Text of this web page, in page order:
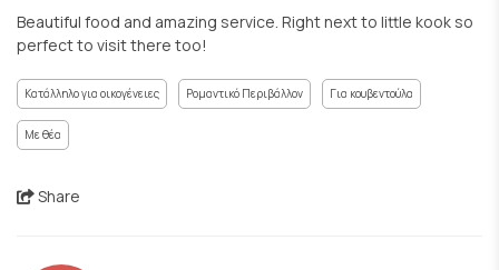
Beautiful food and amazing service. Right next to little kook so
perfect to visit there too!
Κατάλληλο για οικογένειες Ρομαντικό Περιβάλλον Για κουβεντούλα
Με θέα
Share